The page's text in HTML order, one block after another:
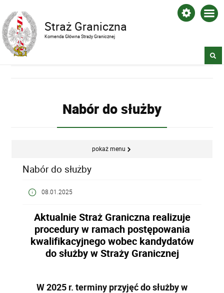
Straż Graniczna
Komenda Główna Straży Granicznej
Nabór do służby
pokaż menu
Nabór do służby
08.01.2025
Aktualnie Straż Graniczna realizuje
procedury w ramach postępowania
kwalifikacyjnego wobec kandydatów
do służby w Straży Granicznej
W 2025 r. terminy przyjęć do służby w